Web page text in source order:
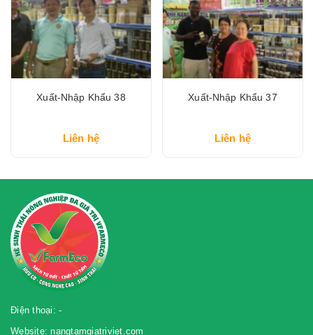
Xuất-Nhập Khẩu 38
Liên hệ
Xuất-Nhập Khẩu 37
Liên hệ
Điện thoại: -
Website: nangtamgiatriviet.com